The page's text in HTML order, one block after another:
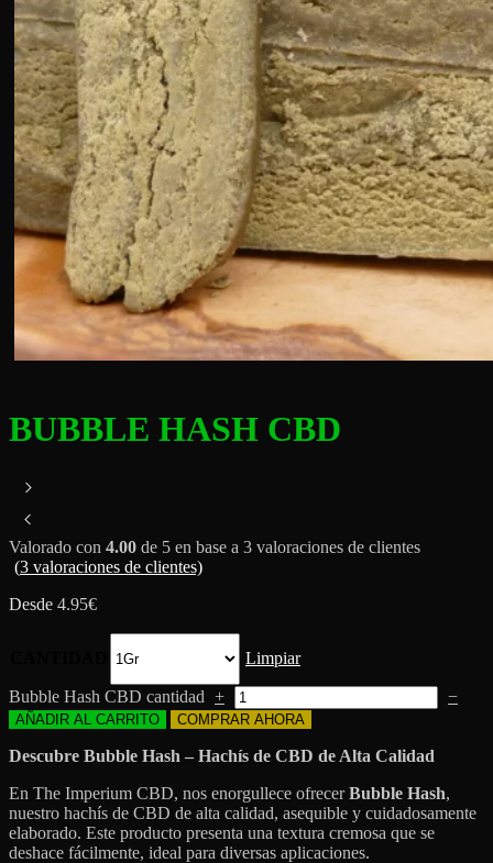
BUBBLE HASH CBD
Valorado con 4.00 de 5 en base a 3 valoraciones de clientes
(3 valoraciones de clientes)
Desde 4.95€
Limpiar
Bubble Hash CBD cantidad + −
AÑADIR AL CARRITO COMPRAR AHORA
Descubre Bubble Hash – Hachís de CBD de Alta Calidad
En The Imperium CBD, nos enorgullece ofrecerBubble Hash,
nuestro hachís de CBD de alta calidad, asequible y cuidadosamente
elaborado. Este producto presenta una textura cremosa que se
deshace fácilmente, ideal para diversas aplicaciones.